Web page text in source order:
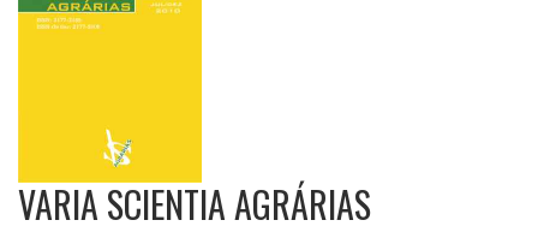
VARIA SCIENTIA AGRÁRIAS